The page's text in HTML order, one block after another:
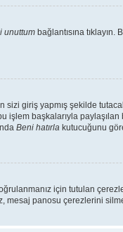
unuttum bağlantısına
giriş yapmış şekilde
işlem başkalarıyla
Beni hatırla kutucuğunu
için tutulan
mesaj panosu çerezlerini